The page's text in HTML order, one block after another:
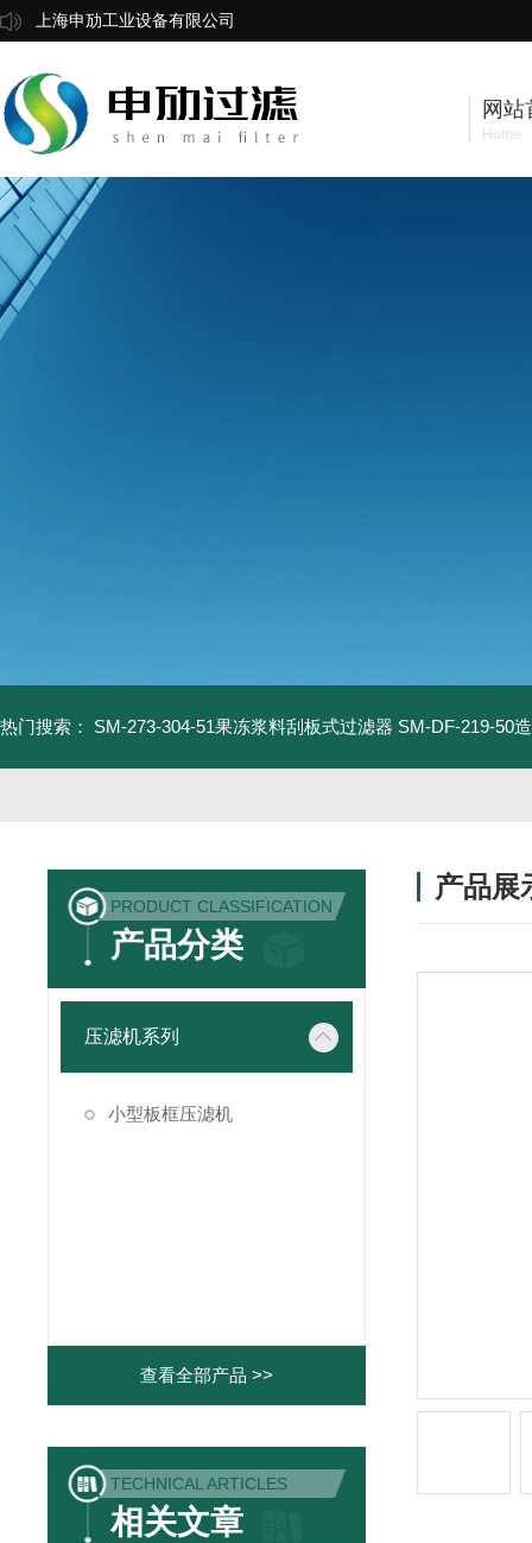
上海申劢工业设备有限公司
网站
Home
热门搜索： SM-273-304-51果冻浆料刮板式过滤器 SM-DF-219-50
PRODUCT CLASSIFICATION
产品分类
压滤机系列
小型板框压滤机
查看全部产品 >>
TECHNICAL ARTICLES
相关文章
产品展